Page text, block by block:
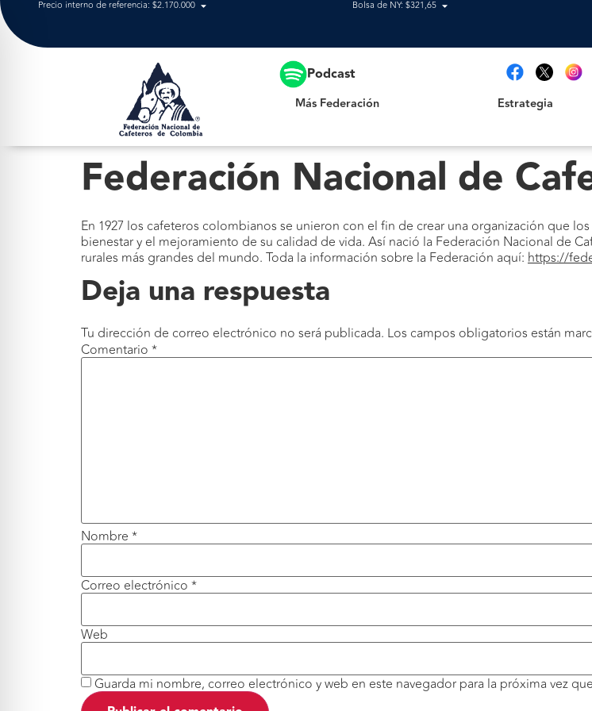
Precio interno de referencia: $2.170.000 Bolsa de NY: $321,65
Podcast
Más Federación Estrategia
Federación Nacional de
En 1927 los cafeteros colombianos se unieron con el fin de crear una organización que
bienestar y el mejoramiento de su calidad de vida. Así nació la Federación Nacional de
rurales más grandes del mundo. Toda la información sobre la Federación aquí: https://
Deja una respuesta
Tu dirección de correo electrónico no será publicada. Los campos obligatorios están
Comentario *
Nombre *
Correo electrónico *
Web
Guarda mi nombre, correo electrónico y web en este navegador para la próxima vez